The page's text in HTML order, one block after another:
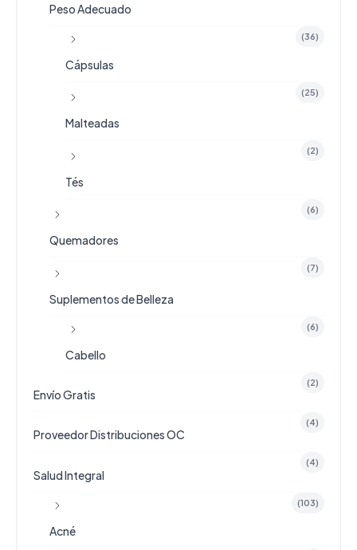
Peso Adecuado
(36)
Cápsulas
(25)
Malteadas
(2)
Tés
(6)
Quemadores
(7)
Suplementos de Belleza
(6)
Cabello
(2)
Envío Gratis
(4)
Proveedor Distribuciones OC
(4)
Salud Integral
(103)
Acné